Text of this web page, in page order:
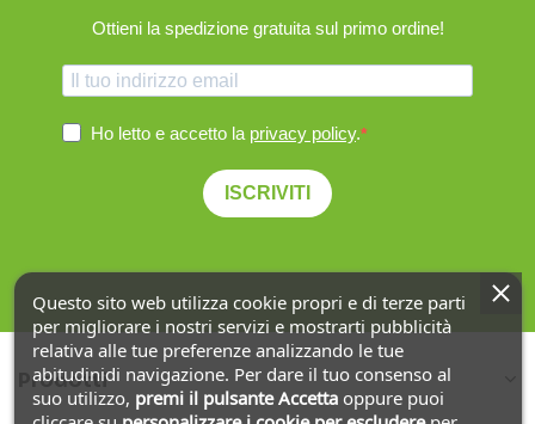
Ottieni la spedizione gratuita sul primo ordine!
Ho letto e accetto la privacy policy.
ISCRIVITI
Prodotti
Questo sito web utilizza cookie propri e di terze parti
per migliorare i nostri servizi e mostrarti pubblicità
relativa alle tue preferenze analizzando le tue
abitudinidi navigazione. Per dare il tuo consenso al
suo utilizzo, premi il pulsante Accettaoppure puoi